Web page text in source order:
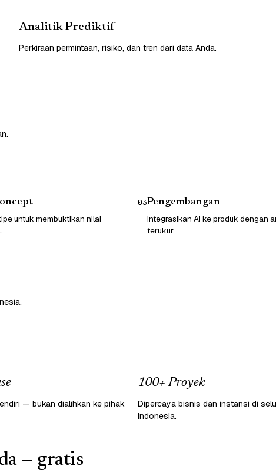
Analitik Prediktif
Perkiraan permintaan, risiko, dan tren dari data Anda.
untuk membuktikan nilai
03Pengembangan
Integrasikan AI ke produk dengan
terukur.
— bukan dialihkan ke pihak
100+ Proyek
Dipercaya bisnis dan instansi di
Indonesia.
— gratis